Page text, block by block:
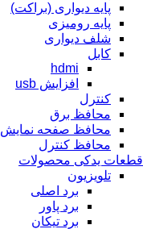
پایه دیواری (براکت)
پایه رومیزی
شلف دیواری
کابل
hdmi
افزایش usb
کنترل
محافظ برق
محافظ صفحه نمایش
محافظ کنترل
قطعات یدکی محصولات
تلویزیون
برد اصلی
برد پاور
برد تیکان